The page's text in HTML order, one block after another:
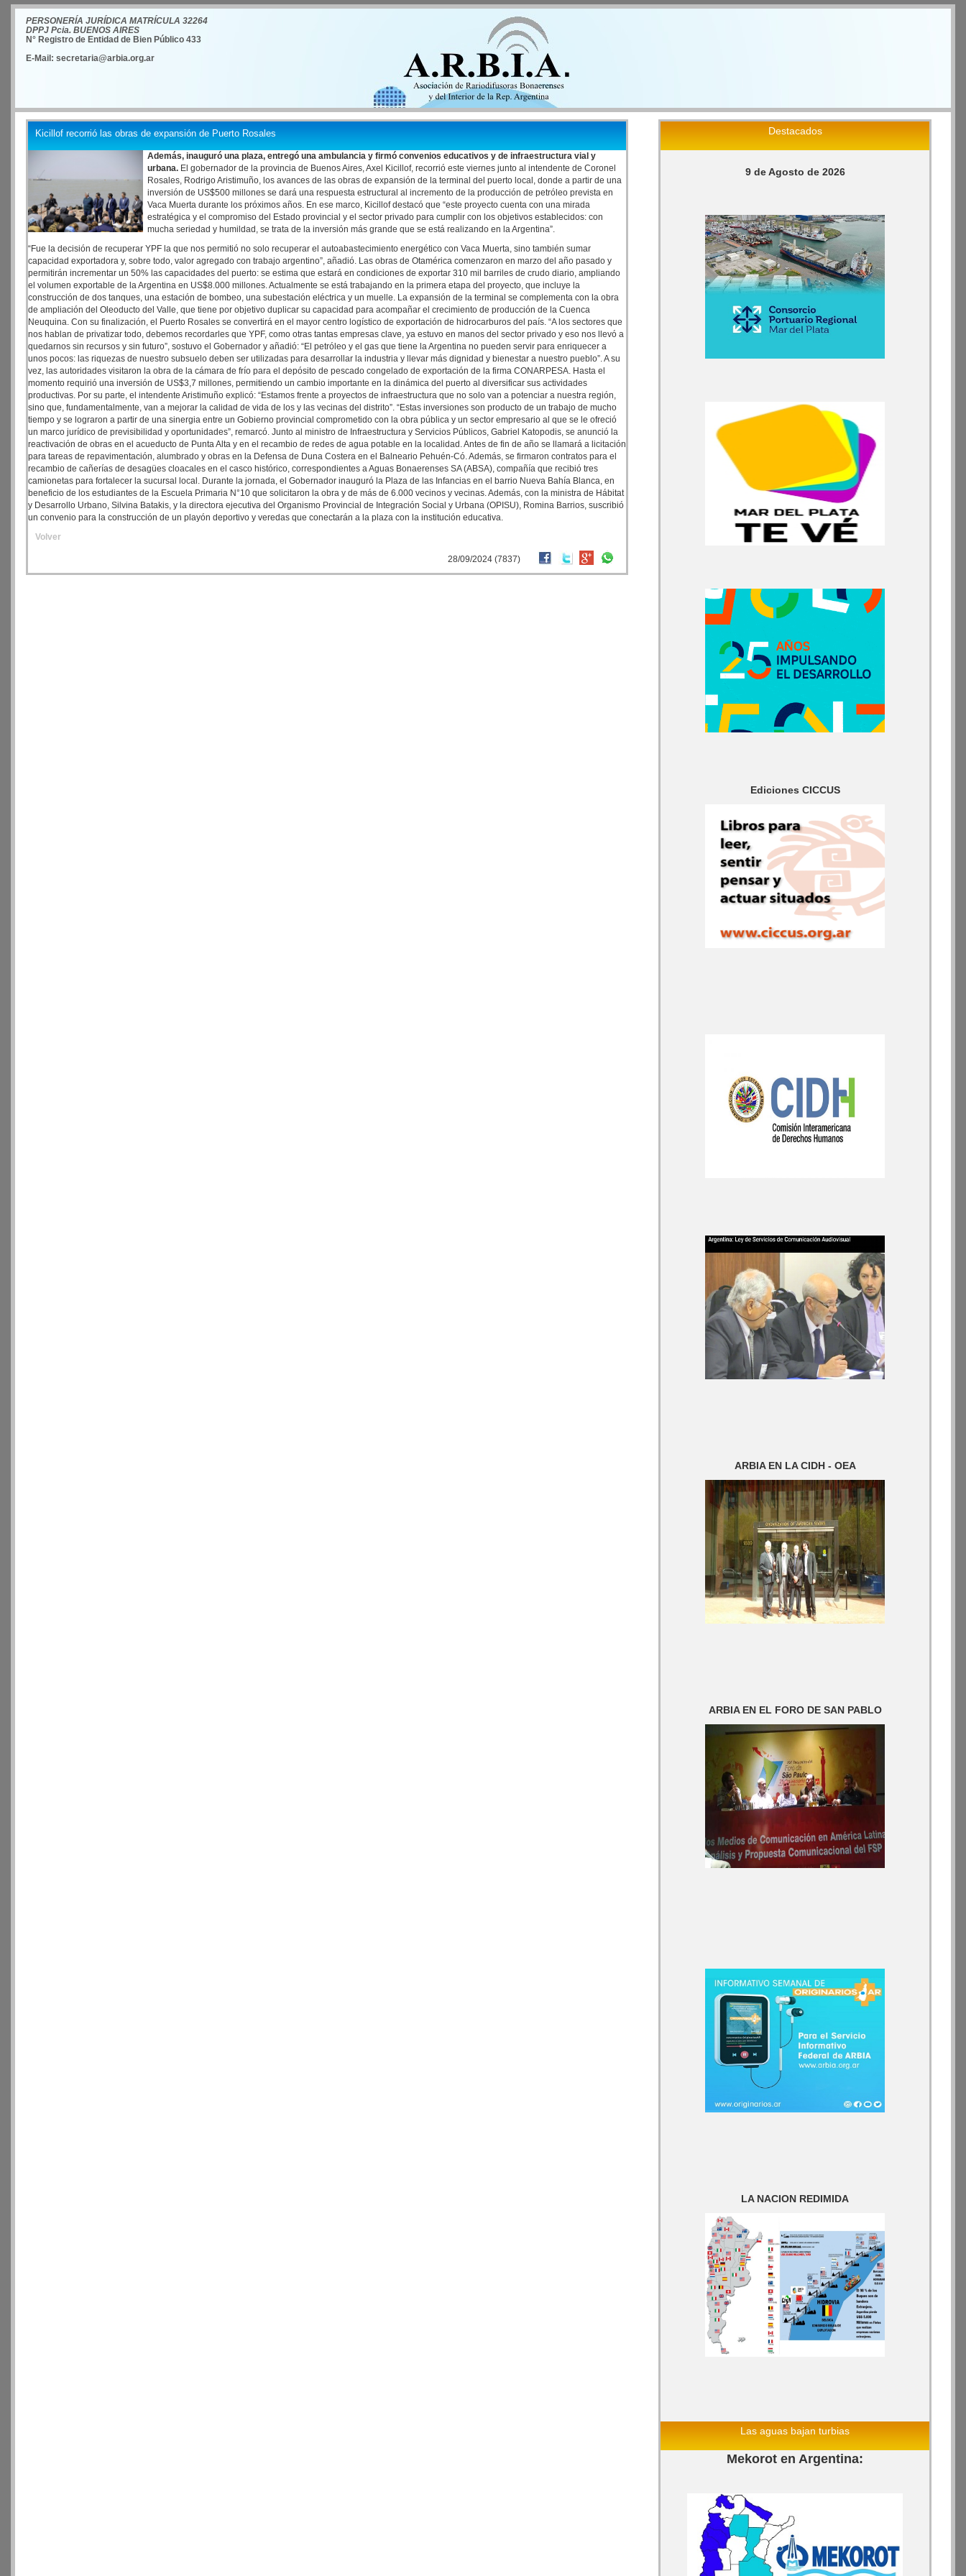
PERSONERÍA JURÍDICA MATRÍCULA 32264
DPPJ Pcia. BUENOS AIRES
N° Registro de Entidad de Bien Público 433
E-Mail: secretaria@arbia.org.ar
Kicillof recorrió las obras de expansión de Puerto Rosales
Además, inauguró una plaza, entregó una ambulancia y firmó convenios educativos y de infraestructura vial y
urbana. El gobernador de la provincia de Buenos Aires, Axel Kicillof, recorrió este viernes junto al intendente de Coronel
Rosales, Rodrigo Aristimuño, los avances de las obras de expansión de la terminal del puerto local, donde a partir de una
inversión de US$500 millones se dará una respuesta estructural al incremento de la producción de petróleo prevista en
Vaca Muerta durante los próximos años. En ese marco, Kicillof destacó que “este proyecto cuenta con una mirada
estratégica y el compromiso del Estado provincial y el sector privado para cumplir con los objetivos establecidos: con
mucha seriedad y humildad, se trata de la inversión más grande que se está realizando en la Argentina”.
“Fue la decisión de recuperar YPF la que nos permitió no solo recuperar el autoabastecimiento energético con Vaca Muerta, sino también sumar
capacidad exportadora y, sobre todo, valor agregado con trabajo argentino”, añadió. Las obras de Otamérica comenzaron en marzo del año pasado y
permitirán incrementar un 50% las capacidades del puerto: se estima que estará en condiciones de exportar 310 mil barriles de crudo diario, ampliando
el volumen exportable de la Argentina en US$8.000 millones. Actualmente se está trabajando en la primera etapa del proyecto, que incluye la
construcción de dos tanques, una estación de bombeo, una subestación eléctrica y un muelle. La expansión de la terminal se complementa con la obra
de ampliación del Oleoducto del Valle, que tiene por objetivo duplicar su capacidad para acompañar el crecimiento de producción de la Cuenca
Neuquina. Con su finalización, el Puerto Rosales se convertirá en el mayor centro logístico de exportación de hidrocarburos del país. “A los sectores que
nos hablan de privatizar todo, debemos recordarles que YPF, como otras tantas empresas clave, ya estuvo en manos del sector privado y eso nos llevó a
quedarnos sin recursos y sin futuro”, sostuvo el Gobernador y añadió: “El petróleo y el gas que tiene la Argentina no pueden servir para enriquecer a
unos pocos: las riquezas de nuestro subsuelo deben ser utilizadas para desarrollar la industria y llevar más dignidad y bienestar a nuestro pueblo”. A su
vez, las autoridades visitaron la obra de la cámara de frío para el depósito de pescado congelado de exportación de la firma CONARPESA. Hasta el
momento requirió una inversión de US$3,7 millones, permitiendo un cambio importante en la dinámica del puerto al diversificar sus actividades
productivas. Por su parte, el intendente Aristimuño explicó: “Estamos frente a proyectos de infraestructura que no solo van a potenciar a nuestra región,
sino que, fundamentalmente, van a mejorar la calidad de vida de los y las vecinas del distrito”. “Estas inversiones son producto de un trabajo de mucho
tiempo y se lograron a partir de una sinergia entre un Gobierno provincial comprometido con la obra pública y un sector empresario al que se le ofreció
un marco jurídico de previsibilidad y oportunidades”, remarcó. Junto al ministro de Infraestructura y Servicios Públicos, Gabriel Katopodis, se anunció la
reactivación de obras en el acueducto de Punta Alta y en el recambio de redes de agua potable en la localidad. Antes de fin de año se llamará a licitación
para tareas de repavimentación, alumbrado y obras en la Defensa de Duna Costera en el Balneario Pehuén-Có. Además, se firmaron contratos para el
recambio de cañerías de desagües cloacales en el casco histórico, correspondientes a Aguas Bonaerenses SA (ABSA), compañía que recibió tres
camionetas para fortalecer la sucursal local. Durante la jornada, el Gobernador inauguró la Plaza de las Infancias en el barrio Nueva Bahía Blanca, en
beneficio de los estudiantes de la Escuela Primaria N°10 que solicitaron la obra y de más de 6.000 vecinos y vecinas. Además, con la ministra de Hábitat
y Desarrollo Urbano, Silvina Batakis, y la directora ejecutiva del Organismo Provincial de Integración Social y Urbana (OPISU), Romina Barrios, suscribió
un convenio para la construcción de un playón deportivo y veredas que conectarán a la plaza con la institución educativa.
Volver
28/09/2024 (7837)
Destacados
9 de Agosto de 2026
Ediciones CICCUS
ARBIA EN LA CIDH - OEA
ARBIA EN EL FORO DE SAN PABLO
LA NACION REDIMIDA
Las aguas bajan turbias
Mekorot en Argentina: